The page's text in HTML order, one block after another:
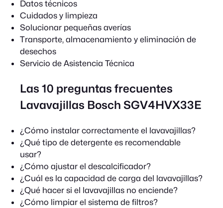
Datos técnicos
Cuidados y limpieza
Solucionar pequeñas averías
Transporte, almacenamiento y eliminación de
desechos
Servicio de Asistencia Técnica
Las 10 preguntas frecuentes
Lavavajillas Bosch SGV4HVX33E
¿Cómo instalar correctamente el lavavajillas?
¿Qué tipo de detergente es recomendable
usar?
¿Cómo ajustar el descalcificador?
¿Cuál es la capacidad de carga del lavavajillas?
¿Qué hacer si el lavavajillas no enciende?
¿Cómo limpiar el sistema de filtros?